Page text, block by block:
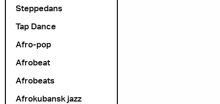
Steppedans
Tap Dance
Afro-pop
Afrobeat
Afrobeats
Afrokubansk jazz